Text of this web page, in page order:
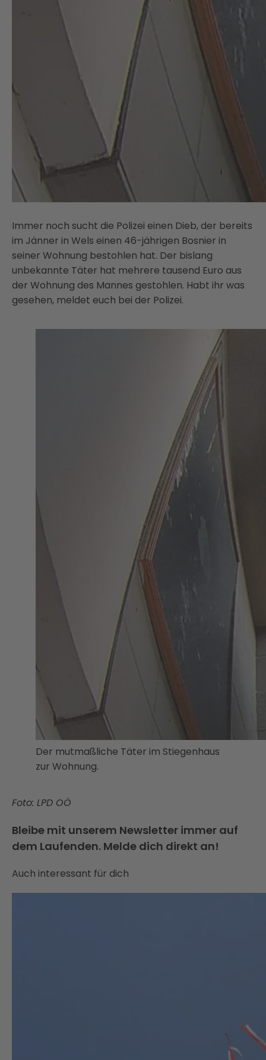
Immer noch sucht die Polizei einen Dieb, der bereits
im Jänner in Wels einen 46-jährigen Bosnier in
seiner Wohnung bestohlen hat. Der bislang
unbekannte Täter hat mehrere tausend Euro aus
der Wohnung des Mannes gestohlen. Habt ihr was
gesehen, meldet euch bei der Polizei.
Der mutmaßliche Täter im Stiegenhaus
zur Wohnung.
Foto: LPD OÖ
Bleibe mit unserem Newsletter immer auf
dem Laufenden. Melde dich direkt an!
Auch interessant für dich